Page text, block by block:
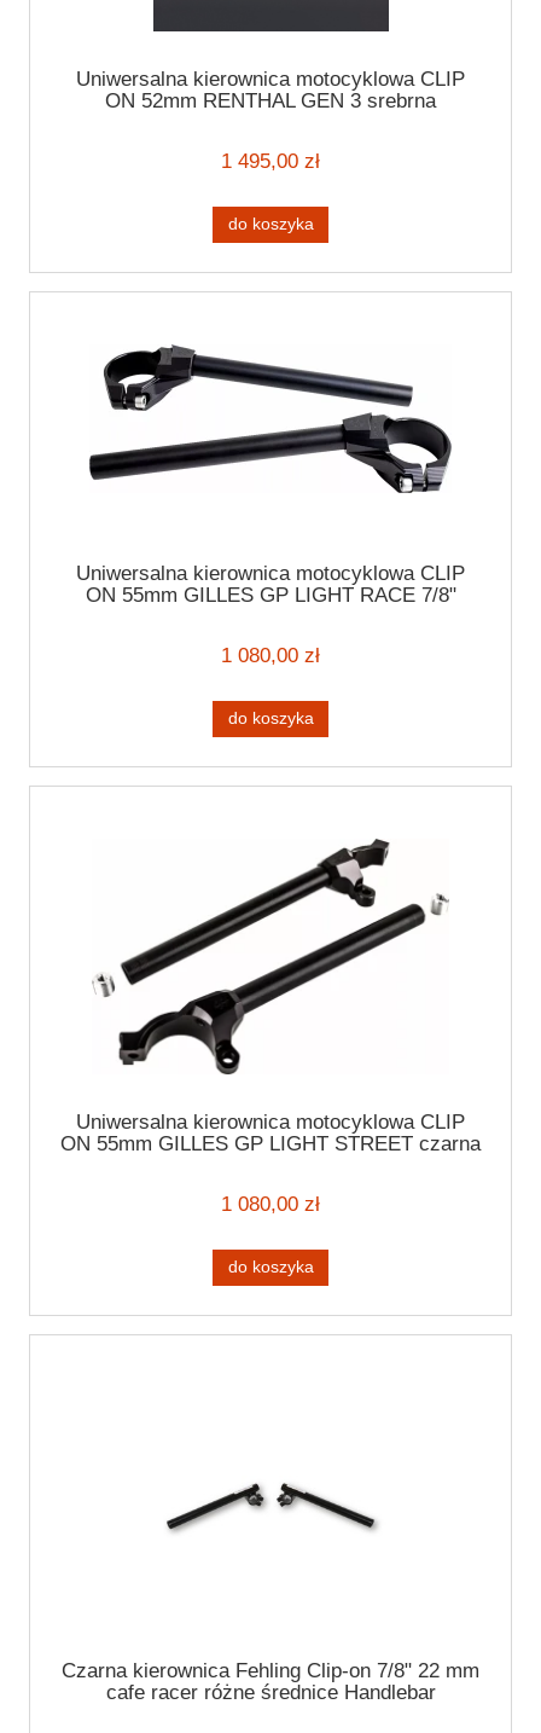
Uniwersalna kierownica motocyklowa CLIP
ON 52mm RENTHAL GEN 3 srebrna
1 495,00 zł
do koszyka
Uniwersalna kierownica motocyklowa CLIP
ON 55mm GILLES GP LIGHT RACE 7/8"
1 080,00 zł
do koszyka
Uniwersalna kierownica motocyklowa CLIP
ON 55mm GILLES GP LIGHT STREET czarna
1 080,00 zł
do koszyka
Czarna kierownica Fehling Clip-on 7/8" 22 mm
cafe racer różne średnice Handlebar